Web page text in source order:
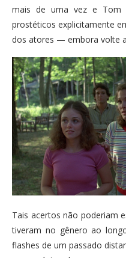
mais de uma vez e Tom
prostéticos explicitamente
dos atores — embora volte
Tais acertos não poderiam
tiveram no gênero ao
flashes de um passado